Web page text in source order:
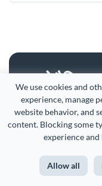
We use cookies and
experience, manage
website behavior, and
content. Blocking some
experience
Allow all
[ इन-फोह-मैन-आईक ]
सुविधाजनक तरीके से
है। ("visme